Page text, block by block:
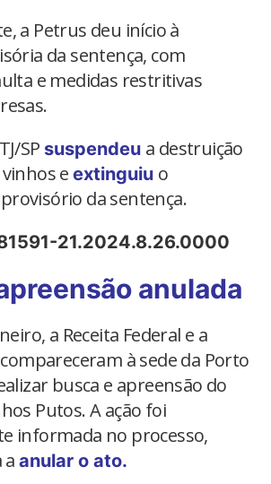
a Petrus deu início à
da sentença, com
e medidas restritivas
SP suspendeu a destruição
eextinguiu o
da sentença.
21.2024.8.26.0000
anulada
a Receita Federal e a
à sede da Porto
busca e apreensão do
Putos. A ação foi
informada no processo,
aanular o ato.